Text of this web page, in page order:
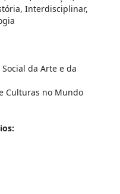
Interdisciplinar,
da Arte e da
Culturas no Mundo